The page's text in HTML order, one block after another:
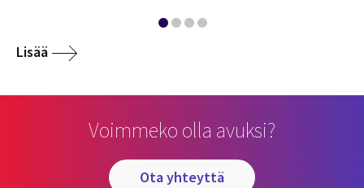
Lisää
Voimmeko olla avuksi?
ota yhteyttä